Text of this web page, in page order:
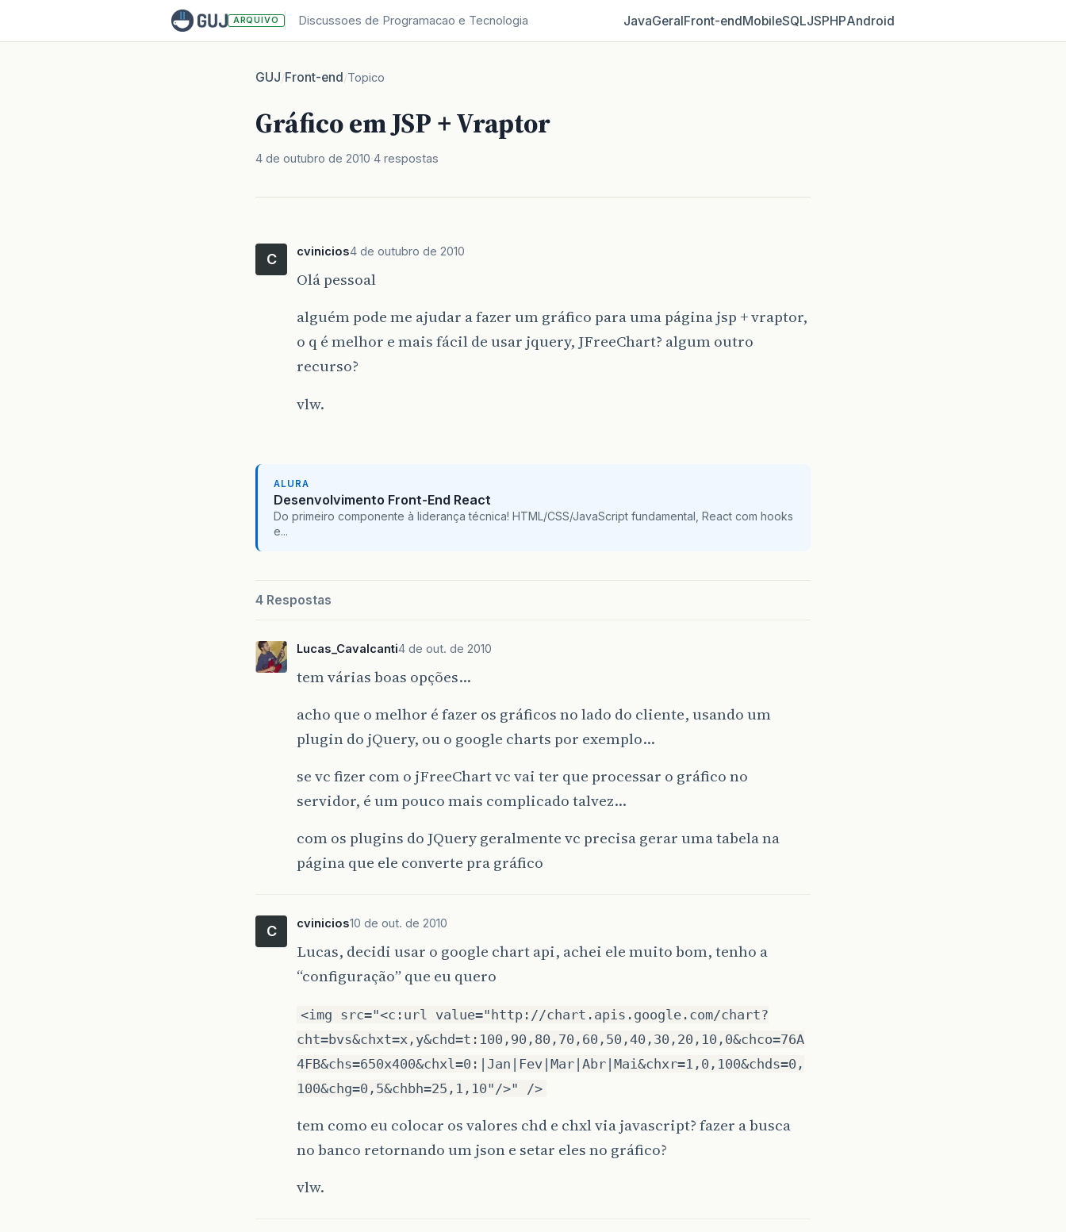
ARQUIVO Discussoes de Programacao e Tecnologia JavaGeralFront‑endMobileSQLJSPHPAndroid
GUJ/Front-end/Topico
Gráfico em JSP + Vraptor
4 de outubro de 2010 4 respostas
C cvinicios4 de outubro de 2010
Olá pessoal
alguém pode me ajudar a fazer um gráfico para uma página jsp + vraptor,
o q é melhor e mais fácil de usar jquery, JFreeChart? algum outro
recurso?
vlw.
ALURA
Desenvolvimento Front-End React
Do primeiro componente à liderança técnica! HTML/CSS/JavaScript fundamental, React com hooks
e...
4 Respostas
Lucas_Cavalcanti4 de out. de 2010
tem várias boas opções…
acho que o melhor é fazer os gráficos no lado do cliente, usando um
plugin do jQuery, ou o google charts por exemplo…
se vc fizer com o jFreeChart vc vai ter que processar o gráfico no
servidor, é um pouco mais complicado talvez…
com os plugins do JQuery geralmente vc precisa gerar uma tabela na
página que ele converte pra gráfico
C cvinicios10 de out. de 2010
Lucas, decidi usar o google chart api, achei ele muito bom, tenho a
“configuração” que eu quero
<img src="<c:url value="http://chart.apis.google.com/chart?
cht=bvs&chxt=x,y&chd=t:100,90,80,70,60,50,40,30,20,10,0&chco=76A
4FB&chs=650x400&chxl=0:|Jan|Fev|Mar|Abr|Mai&chxr=1,0,100&chds=0,
100&chg=0,5&chbh=25,1,10"/>" />
tem como eu colocar os valores chd e chxl via javascript? fazer a busca
no banco retornando um json e setar eles no gráfico?
vlw.